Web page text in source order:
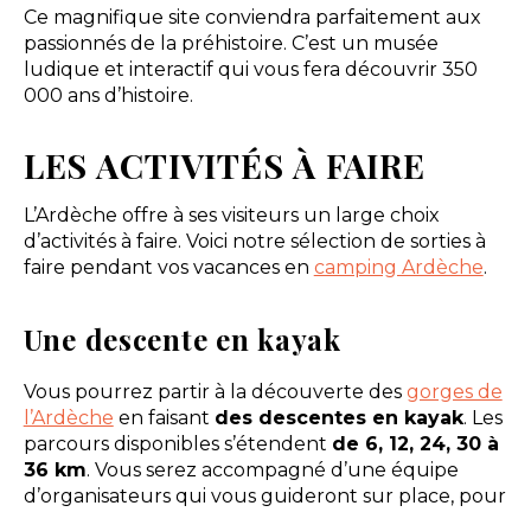
Ce magnifique site conviendra parfaitement aux
passionnés de la préhistoire. C’est un musée
ludique et interactif qui vous fera découvrir 350
000 ans d’histoire.
LES ACTIVITÉS À FAIRE
L’Ardèche offre à ses visiteurs un large choix
d’activités à faire. Voici notre sélection de sorties à
faire pendant vos vacances en camping Ardèche.
Une descente en kayak
Vous pourrez partir à la découverte des gorges de
l’Ardèche en faisant des descentes en kayak. Les
parcours disponibles s’étendent de 6, 12, 24, 30 à
36 km. Vous serez accompagné d’une équipe
d’organisateurs qui vous guideront sur place, pour